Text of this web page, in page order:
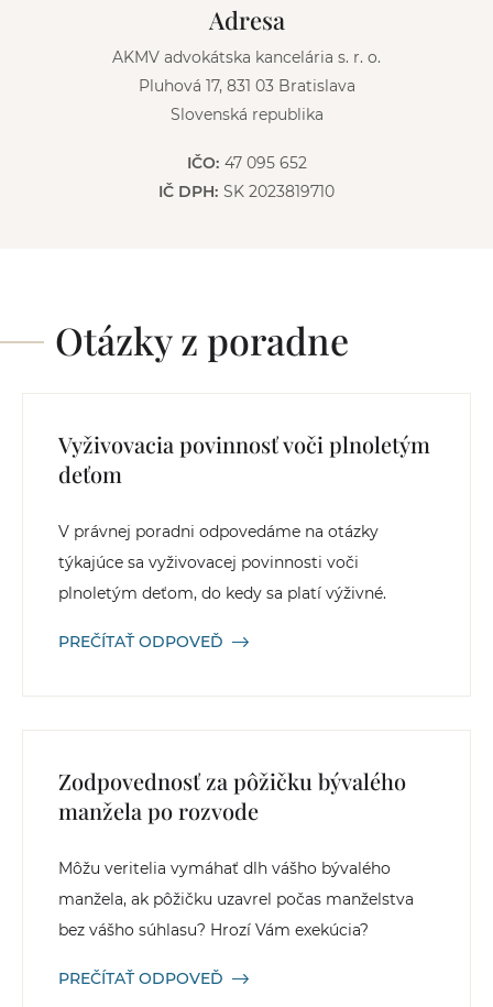
Adresa
AKMV advokátska kancelária s. r. o.
Pluhová 17, 831 03 Bratislava
Slovenská republika
IČO: 47 095 652
IČ DPH: SK 2023819710
Otázky z poradne
Vyživovacia povinnosť voči plnoletým
deťom
V právnej poradni odpovedáme na otázky
týkajúce sa vyživovacej povinnosti voči
plnoletým deťom, do kedy sa platí výživné.
PREČÍTAŤ ODPOVEĎ
Zodpovednosť za pôžičku bývalého
manžela po rozvode
Môžu veritelia vymáhať dlh vášho bývalého
manžela, ak pôžičku uzavrel počas manželstva
bez vášho súhlasu? Hrozí Vám exekúcia?
PREČÍTAŤ ODPOVEĎ